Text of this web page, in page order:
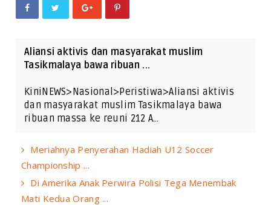
Aliansi aktivis dan masyarakat muslim
Tasikmalaya bawa ribuan ...
KiniNEWS>Nasional>Peristiwa>Aliansi aktivis
dan masyarakat muslim Tasikmalaya bawa
ribuan massa ke reuni 212 A…
Meriahnya Penyerahan Hadiah U12 Soccer
Championship ...
Di Amerika Anak Perwira Polisi Tega Menembak
Mati Kedua Orang ...